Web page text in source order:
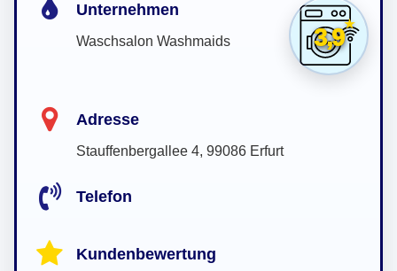
3,9
Unternehmen
Waschsalon Washmaids
Adresse
Stauffenbergallee 4, 99086 Erfurt
Telefon
Kundenbewertung